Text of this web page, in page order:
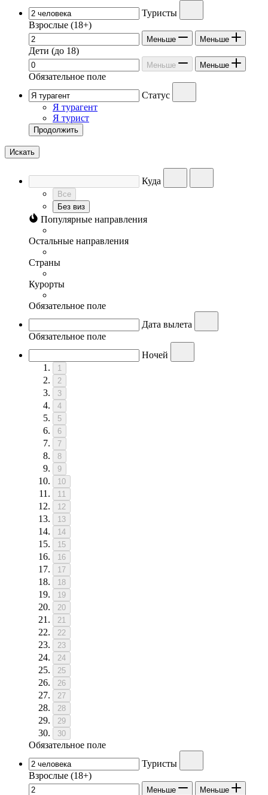
Туристы
Взрослые (18+)
Меньше Меньше
Дети (до 18)
Меньше Меньше
Обязательное поле
Статус
Я турагент
Я турист
Продолжить
Искать
Куда
Все
Без виз
Популярные направления
Остальные направления
Страны
Курорты
Обязательное поле
Дата вылета
Обязательное поле
Ночей
1
2
3
4
5
6
7
8
9
10
11
12
13
14
15
16
17
18
19
20
21
22
23
24
25
26
27
28
29
30
Обязательное поле
Туристы
Взрослые (18+)
Меньше Меньше